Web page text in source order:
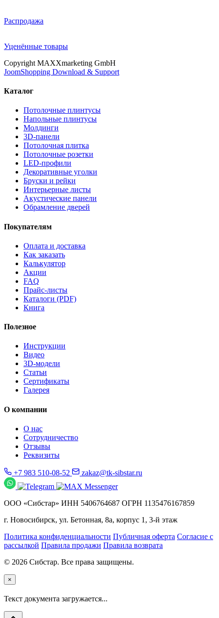
Распродажа
Уценённые товары
Copyright MAXXmarketing GmbH
JoomShopping Download & Support
Каталог
Потолочные плинтусы
Напольные плинтусы
Молдинги
3D-панели
Потолочная плитка
Потолочные розетки
LED-профили
Декоративные уголки
Бруски и рейки
Интерьерные листы
Акустические панели
Обрамление дверей
Покупателям
Оплата и доставка
Как заказать
Калькулятор
Акции
FAQ
Прайс-листы
Каталоги (PDF)
Книга
Полезное
Инструкции
Видео
3D-модели
Статьи
Сертификаты
Галерея
О компании
О нас
Сотрудничество
Отзывы
Реквизиты
+7 983 510-08-52 zakaz@tk-sibstar.ru
ООО «Сибстар» ИНН 5406764687 ОГРН 1135476167859
г. Новосибирск, ул. Бетонная, 8а, корпус 1, 3-й этаж
Политика конфиденциальности Публичная оферта Согласие с
рассылкой Правила продажи Правила возврата
© 2026 Сибстар. Все права защищены.
×
Текст документа загружается...